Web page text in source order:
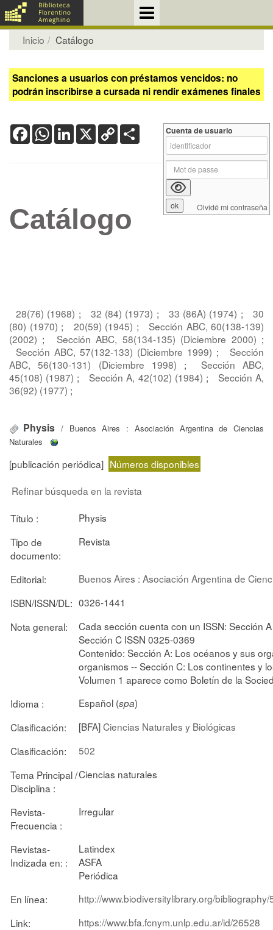
Inicio Catálogo
Sanciones a usuarios con préstamos vencidos: no
podrán inscribirse a cursada ni rendir exámenes finales
FacebookWhatsApp
LinkedIn
X Copy
Link
Catálogo
28(76) (1968) ; 32 (84) (1973) ; 33 (86A) (1974) ;
30
(80) (1970) ; 20(59) (1945) ;
Sección ABC, 60(138-139)
(2002) ; Sección ABC, 58(134-135) (Diciembre 2000) ;
Sección ABC, 57(132-133) (Diciembre 1999) ;
Sección
ABC, 56(130-131) (Diciembre 1998) ;
Sección ABC,
45(108) (1987) ; Sección A, 42(102) (1984) ;
Sección A,
36(92) (1977) ;
Physis / Buenos Aires : Asociación Argentina de Ciencias
Naturales
[publicación periódica] Números disponibles
Refinar búsqueda en la revista
Título :
Physis
Tipo de
documento:
Revista
Editorial:
Buenos Aires : Asociación Argentina de
ISBN/ISSN/DL: 0326-1441
Nota general:
Cada sección cuenta con un ISSN: Sección
Sección C ISSN 0325-0369
Contenido: Sección A: Los océanos y sus
organismos -- Sección C: Los continentes y
Volumen 1 aparece como Boletín de la
Idioma :
Español (spa)
Clasificación:
[BFA]Ciencias Naturales y Biológicas
Clasificación:
502
Tema Principal /
Disciplina :
Ciencias naturales
Revista-
Frecuencia :
Irregular
Revistas-
Indizada en: :
Latindex
ASFA
Periódica
En línea:
http://www.biodiversitylibrary.org/
Link:
https://www.bfa.fcnym.unlp.edu.ar/id/26528
Cuenta de usuario
Olvidé mi contraseña